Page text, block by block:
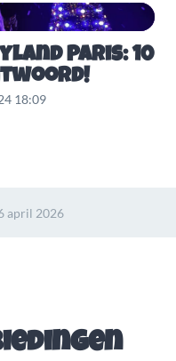
Paris: 10
18:09
april 2026